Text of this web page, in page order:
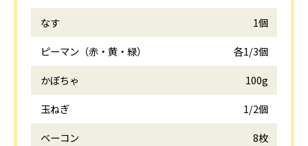
なす
1個
ピーマン（赤・黄・緑）
各1/3個
かぼちゃ
100g
玉ねぎ
1/2個
ベーコン
8枚